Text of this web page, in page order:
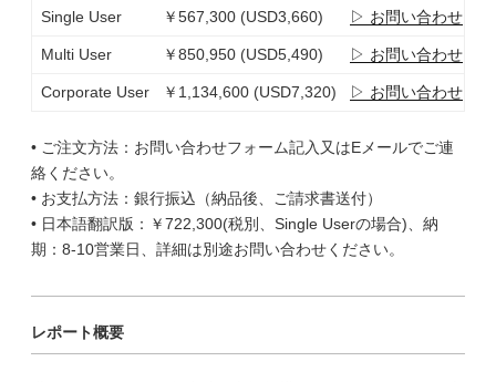
Single User
￥567,300 (USD3,660) ▷ お問い合わせ
Multi User ￥850,950 (USD5,490) ▷ お問い合わせ
Corporate User ￥1,134,600 (USD7,320) ▷ お問い合わせ
• ご注文方法：お問い合わせフォーム記入又はEメールでご連
絡ください。
• お支払方法：銀行振込（納品後、ご請求書送付）
• 日本語翻訳版：￥722,300(税別、Single Userの場合)、納
期：8-10営業日、詳細は別途お問い合わせください。
レポート概要